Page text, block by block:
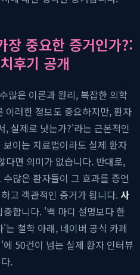
장 중요한 증거인가?:
후기 공개
많은 이론과 원리, 복잡한 의학
이러한 정보도 중요하지만, 환자
실제로 낫는가?'라는 근본적인
이는 치료법이라도 실제 환자
다면 의미가 없습니다. 반대로,
많은 환자들이 그 효과를 증언
고 객관적인 증거가 됩니다. 사
합니다. '백 마디 설명보다 한
는 철학 아래, 네이버 공식 카페
50건이 넘는 실제 환자 인터뷰
.